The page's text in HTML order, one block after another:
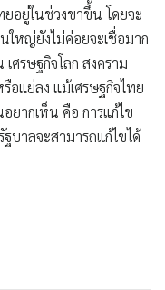
อยู่ในช่วงขาขึ้น โดยจะ
หญ่ยังไม่ค่อยจะเชื่อมาก
ศรษฐกิจโลก สงคราม
อแย่ลง แม้เศรษฐกิจไทย
ากเห็น คือ การแก้ไข
าลจะสามารถแก้ไขได้